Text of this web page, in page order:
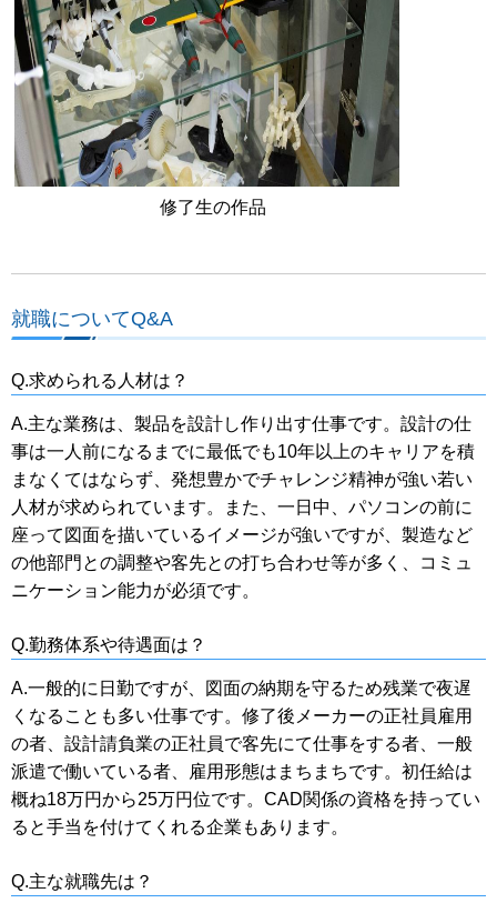
修了生の作品
就職についてQ&A
Q.求められる人材は？
A.主な業務は、製品を設計し作り出す仕事です。設計の仕
事は一人前になるまでに最低でも10年以上のキャリアを積
まなくてはならず、発想豊かでチャレンジ精神が強い若い
人材が求められています。また、一日中、パソコンの前に
座って図面を描いているイメージが強いですが、製造など
の他部門との調整や客先との打ち合わせ等が多く、コミュ
ニケーション能力が必須です。
Q.勤務体系や待遇面は？
A.一般的に日勤ですが、図面の納期を守るため残業で夜遅
くなることも多い仕事です。修了後メーカーの正社員雇用
の者、設計請負業の正社員で客先にて仕事をする者、一般
派遣で働いている者、雇用形態はまちまちです。初任給は
概ね18万円から25万円位です。CAD関係の資格を持ってい
ると手当を付けてくれる企業もあります。
Q.主な就職先は？